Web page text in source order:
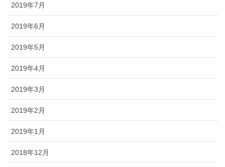
2019年7月
2019年6月
2019年5月
2019年4月
2019年3月
2019年2月
2019年1月
2018年12月